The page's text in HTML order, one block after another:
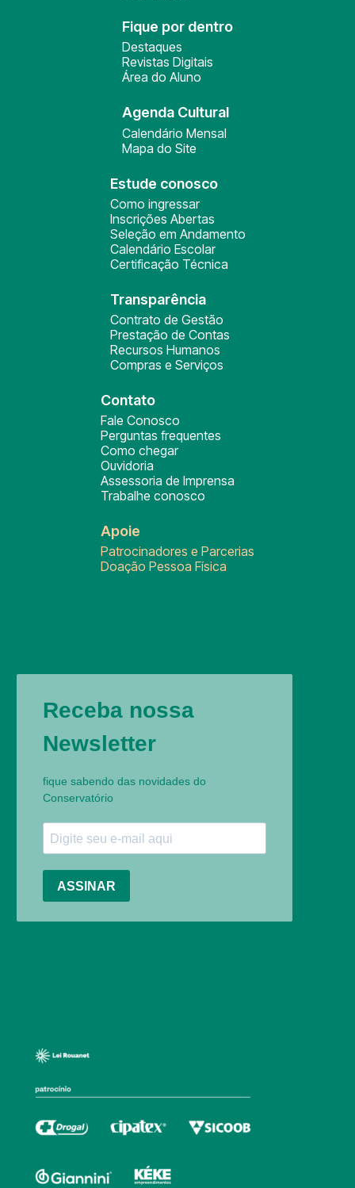
Fique por dentro
Destaques
Revistas Digitais
Área do Aluno
Agenda Cultural
Calendário Mensal
Mapa do Site
Estude conosco
Como ingressar
Inscrições Abertas
Seleção em Andamento
Calendário Escolar
Certificação Técnica
Transparência
Contrato de Gestão
Prestação de Contas
Recursos Humanos
Compras e Serviços
Contato
Fale Conosco
Perguntas frequentes
Como chegar
Ouvidoria
Assessoria de Imprensa
Trabalhe conosco
Apoie
Patrocinadores e Parcerias
Doação Pessoa Física